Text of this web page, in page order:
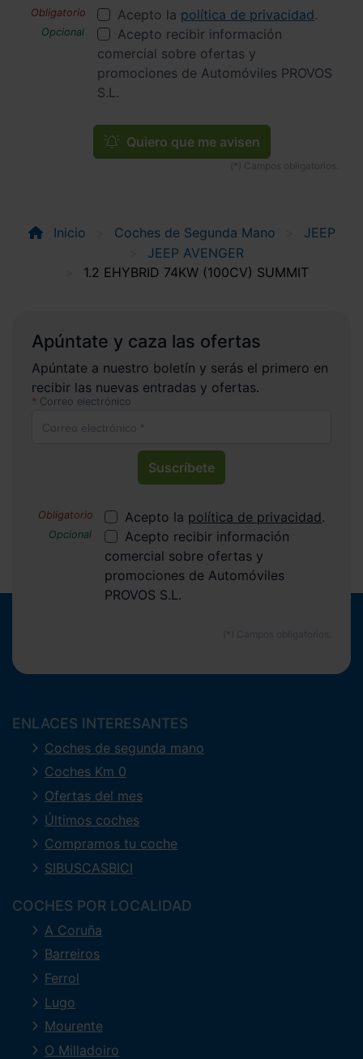
Acepto la política de privacidad.
Acepto recibir información
comercial sobre ofertas y
promociones de Automóviles PROVOS
S.L.
Quiero que me avisen
Inicio Coches de Segunda Mano
JEEP
JEEP AVENGER
1.2 EHYBRID 74KW (100CV) SUMMIT
Apúntate y caza las ofertas
Apúntate a nuestro boletín y serás el primero en
recibir las nuevas entradas y ofertas.
Correo electrónico
Suscríbete
Acepto la política de privacidad.
Acepto recibir información
comercial sobre ofertas y
promociones de Automóviles
PROVOS S.L.
ENLACES INTERESANTES
Coches de segunda mano
Coches Km 0
Ofertas del mes
Últimos coches
Compramos tu coche
SIBUSCASBICI
COCHES POR LOCALIDAD
A Coruña
Barreiros
Ferrol
Lugo
Mourente
O Milladoiro